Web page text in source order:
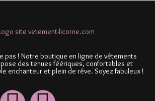
pas ! Notre boutique en ligne de vêtements
des tenues féériques, confortables et
enchanteur et plein de rêve. Soyez fabuleux !